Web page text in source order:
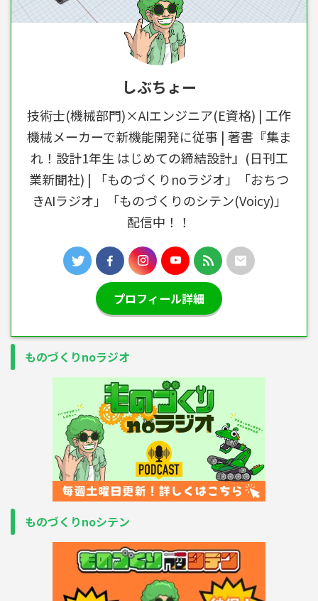
しぶちょー
技術士(機械部門)×AIエンジニア(E資格) | 工作
機械メーカーで新機能開発に従事 | 著書『集ま
れ！設計1年生 はじめての締結設計』(日刊工
業新聞社) | 「ものづくりnoラジオ」「おちつ
きAIラジオ」「ものづくりのシテン(Voicy)」
配信中！！
プロフィール詳細
ものづくりnoラジオ
ものづくりnoシテン